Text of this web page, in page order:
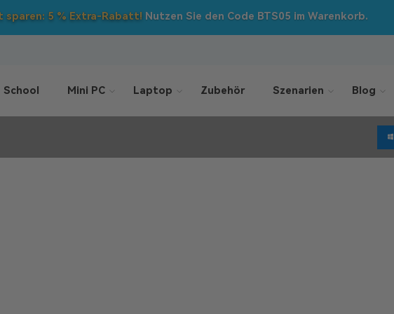
Back to School: Direktabzüge aufALLEMini-PCs!
Mini PC Laptop Zubehör Szenarien Blog